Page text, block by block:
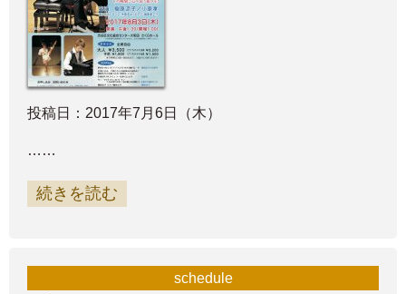
投稿日：2017年7月6日（木）
……
続きを読む
schedule